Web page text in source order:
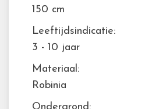
150 cm
Leeftijdsindicatie:
3 - 10 jaar
Materiaal:
Robinia